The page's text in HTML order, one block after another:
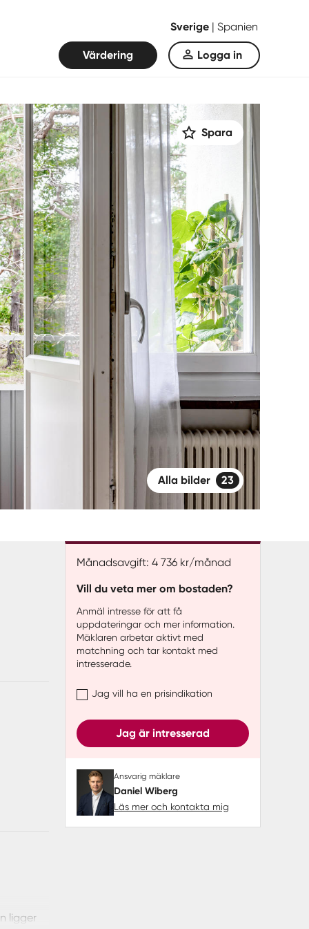
Sverige | Spanien
Värdering Logga in
Spara
Alla bilder 23
Månadsavgift: 4 736 kr/månad
Vill du veta mer om bostaden?
Anmäl intresse för att få
uppdateringar och mer information.
Mäklaren arbetar aktivt med
matchning och tar kontakt med
intresserade.
Jag vill ha en prisindikation
Jag är intresserad
Ansvarig mäklare
Daniel Wiberg
Läs mer och kontakta mig
ligger